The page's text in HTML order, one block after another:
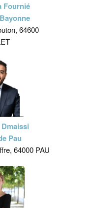
Fournié
64600
Pau
64000 PAU